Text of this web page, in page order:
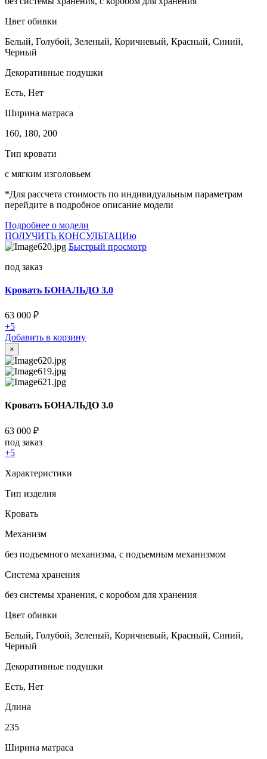
Цвет обивки
Белый, Голубой, Зеленый, Коричневый, Красный, Синий,
Черный
Декоративные подушки
Есть, Нет
Ширина матраса
160, 180, 200
Тип кровати
с мягким изголовьем
*Для рассчета стоимость по индивидуальным параметрам
перейдите в подробное описание модели
Подробнее о модели
ПОЛУЧИТЬ КОНСУЛЬТАЦИю
Быстрый просмотр
под заказ
Кровать БОНАЛЬДО 3.0
63 000 ₽
+5
Добавить в корзину
×
Кровать БОНАЛЬДО 3.0
63 000 ₽
под заказ
+5
Характеристики
Тип изделия
Кровать
Механизм
без подъемного механизма, с подъемным механизмом
Система хранения
без системы хранения, с коробом для хранения
Цвет обивки
Белый, Голубой, Зеленый, Коричневый, Красный, Синий,
Черный
Декоративные подушки
Есть, Нет
Длина
235
Ширина матраса